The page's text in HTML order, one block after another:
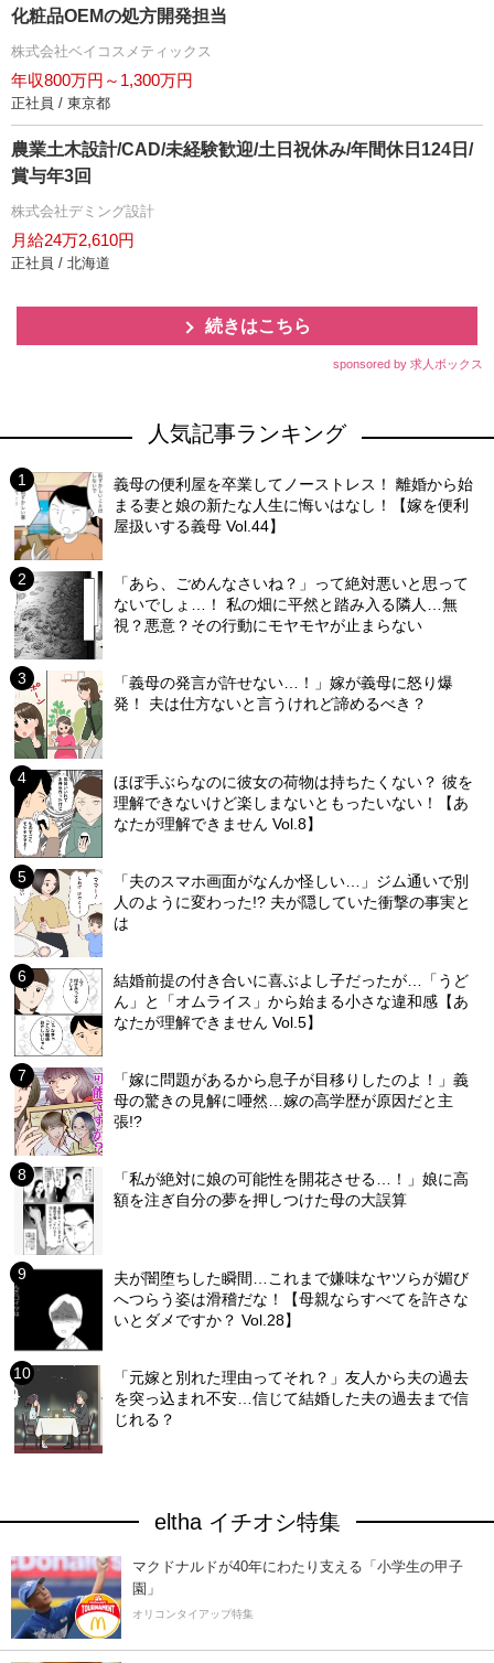
化粧品OEMの処方開発担当
株式会社ベイコスメティックス
年収800万円～1,300万円
正社員 / 東京都
農業土木設計/CAD/未経験歓迎/土日祝休み/年間休日124日/
賞与年3回
株式会社デミング設計
月給24万2,610円
正社員 / 北海道
続きはこちら
sponsored by 求人ボックス
人気記事ランキング
義母の便利屋を卒業してノーストレス！ 離婚から始
まる妻と娘の新たな人生に悔いはなし！【嫁を便利
屋扱いする義母 Vol.44】
「あら、ごめんなさいね？」って絶対悪いと思って
ないでしょ…！ 私の畑に平然と踏み入る隣人…無
視？悪意？その行動にモヤモヤが止まらない
「義母の発言が許せない…！」嫁が義母に怒り爆
発！ 夫は仕方ないと言うけれど諦めるべき？
ほぼ手ぶらなのに彼女の荷物は持ちたくない？ 彼を
理解できないけど楽しまないともったいない！【あ
なたが理解できません Vol.8】
「夫のスマホ画面がなんか怪しい…」ジム通いで別
人のように変わった!? 夫が隠していた衝撃の事実と
は
結婚前提の付き合いに喜ぶよし子だったが…「うど
ん」と「オムライス」から始まる小さな違和感【あ
なたが理解できません Vol.5】
「嫁に問題があるから息子が目移りしたのよ！」義
母の驚きの見解に唖然…嫁の高学歴が原因だと主
張!?
「私が絶対に娘の可能性を開花させる…！」娘に高
額を注ぎ自分の夢を押しつけた母の大誤算
夫が闇堕ちした瞬間…これまで嫌味なヤツらが媚び
へつらう姿は滑稽だな！【母親ならすべてを許さな
いとダメですか？ Vol.28】
「元嫁と別れた理由ってそれ？」友人から夫の過去
を突っ込まれ不安…信じて結婚した夫の過去まで信
じれる？
eltha イチオシ特集
マクドナルドが40年にわたり支える「小学生の甲子
園」
オリコンタイアップ特集